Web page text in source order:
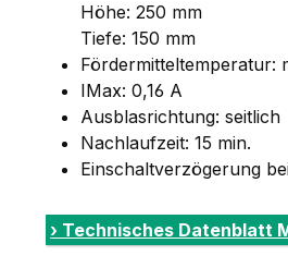
Höhe: 250 mm
Tiefe: 150 mm
Fördermitteltemperatur:
IMax: 0,16 A
Ausblasrichtung: seitlich
Nachlaufzeit: 15 min.
Einschaltverzögerung
› Technisches Datenblatt